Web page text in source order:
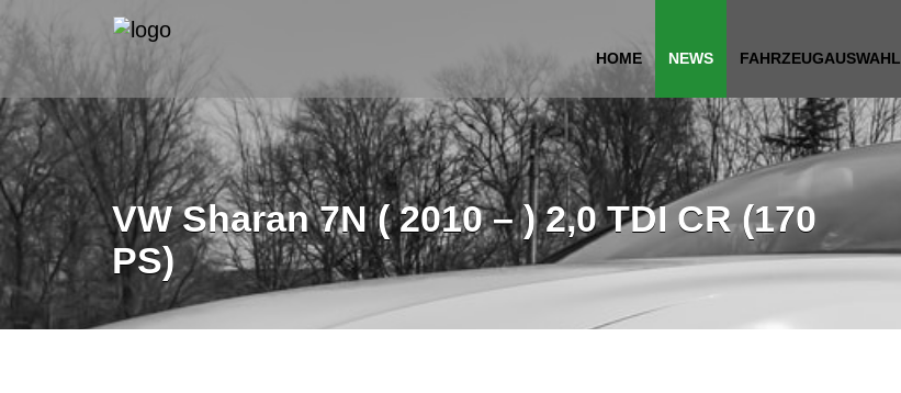
HOME NEWS FAHRZEUGAUSWAHL
VW Sharan 7N ( 2010 – ) 2,0 TDI CR (170
PS)